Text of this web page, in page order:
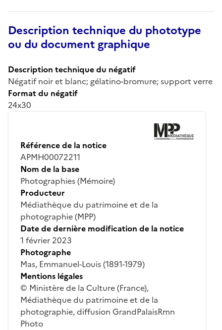
Description technique du phototype
ou du document graphique
Description technique du négatif
Négatif noir et blanc; gélatino-bromure; support verre
Format du négatif
24x30
Référence de la notice
APMH00072211
Nom de la base
Photographies (Mémoire)
Producteur
Médiathèque du patrimoine et de la
photographie (MPP)
Date de dernière modification de la notice
1 février 2023
Photographe
Mas, Emmanuel-Louis (1891-1979)
Mentions légales
© Ministère de la Culture (France),
Médiathèque du patrimoine et de la
photographie, diffusion GrandPalaisRmn
Photo